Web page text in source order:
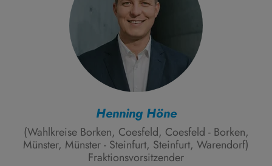
Henning Höne
(Wahlkreise Borken, Coesfeld, Coesfeld - Borken,
Münster, Münster - Steinfurt, Steinfurt, Warendorf)
Fraktionsvorsitzender